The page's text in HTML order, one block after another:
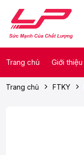
Trang chủ Giới thiệu
Trang chủ FTKY